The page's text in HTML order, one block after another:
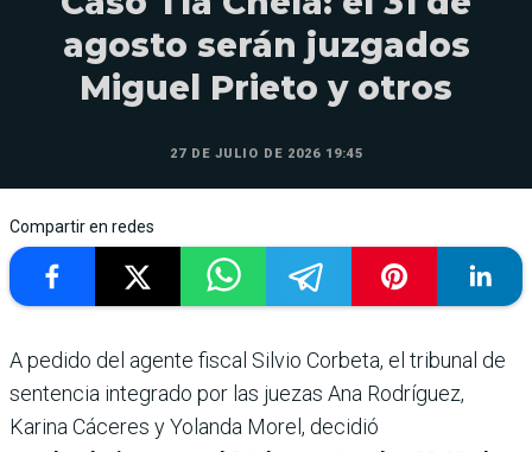
agosto serán juzgados
Miguel Prieto y otros
27 DE JULIO DE 2026 19:45
Compartir en redes
A pedido del agente fiscal Silvio Corbeta, el tribunal de
sentencia integrado por las juezas Ana Rodríguez,
Karina Cáceres y Yolanda Morel, decidió